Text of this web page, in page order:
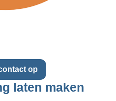
op
laten maken